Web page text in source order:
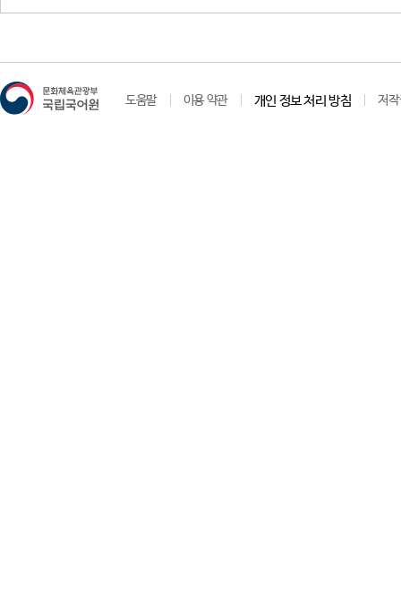
도움말 이용 약관 개인 정보 처리 방침 저